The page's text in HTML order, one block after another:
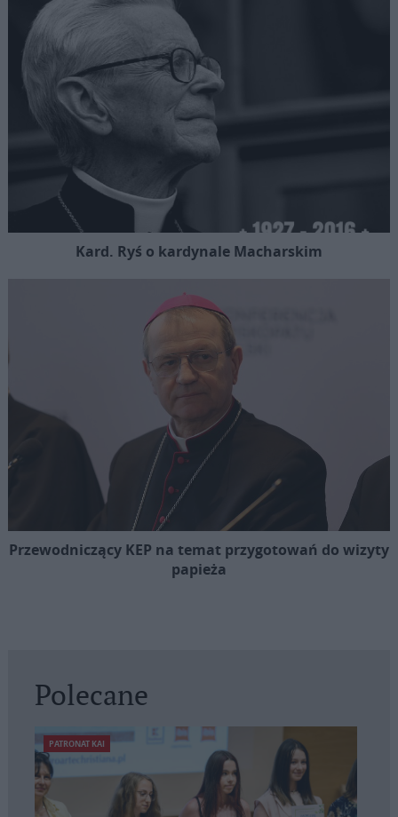
Kard. Ryś o kardynale Macharskim
Przewodniczący KEP na temat przygotowań do wizyty
papieża
Polecane
PATRONAT KAI